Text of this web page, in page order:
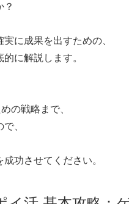
？
に成果を出すための、
に解説します。
の戦略まで、
、
功させてください。